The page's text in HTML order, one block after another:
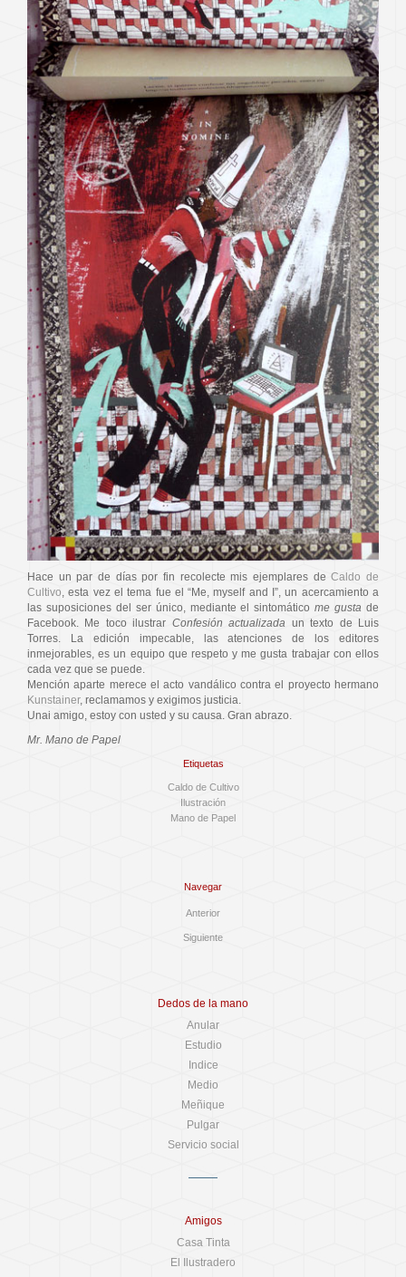
Hace un par de días por fin recolecte mis ejemplares deCaldo de
Cultivo , esta vez el tema fue el “Me, myself and I”, un acercamiento a
las suposiciones del ser único, mediante el sintomáticome gusta de
Facebook. Me toco ilustrar Confesión actualizada
un texto de Luis
Torres. La edición impecable, las atenciones de los editores
inmejorables, es un equipo que respeto y me gusta trabajar con ellos
cada vez que se puede.
Mención aparte merece el acto vandálico contra el proyecto hermano
Kunstainer, reclamamos y exigimos justicia.
Unai amigo, estoy con usted y su causa. Gran abrazo.
Mr. Mano de Papel
Etiquetas
Caldo de Cultivo
Ilustración
Mano de Papel
Navegar
Anterior
Siguiente
Dedos de la mano
Anular
Estudio
Indice
Medio
Meñique
Pulgar
Servicio social
Amigos
Casa Tinta
El Ilustradero